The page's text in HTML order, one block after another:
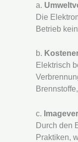
a.
Die
Betrieb
b.
Elektrisch
c.
Durch den
Praktiken,